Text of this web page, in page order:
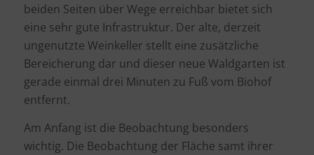
beiden Seiten über Wege erreichbar bietet sich
eine sehr gute Infrastruktur. Der alte, derzeit
ungenutzte Weinkeller stellt eine zusätzliche
Bereicherung dar und dieser neue Waldgarten ist
gerade einmal drei Minuten zu Fuß vom Biohof
entfernt.
Am Anfang ist die Beobachtung besonders
wichtig. Die Beobachtung der Fläche samt ihrer